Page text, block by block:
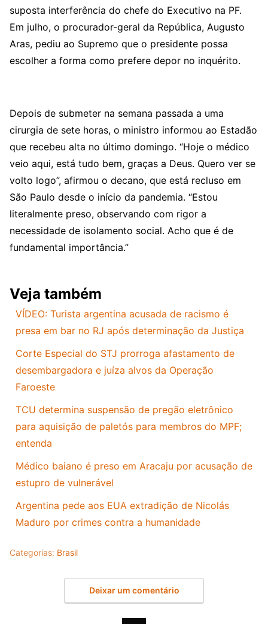
suposta interferência do chefe do Executivo na PF.
Em julho, o procurador-geral da República, Augusto
Aras, pediu ao Supremo que o presidente possa
escolher a forma como prefere depor no inquérito.
Depois de submeter na semana passada a uma
cirurgia de sete horas, o ministro informou ao Estadão
que recebeu alta no último domingo. “Hoje o médico
veio aqui, está tudo bem, graças a Deus. Quero ver se
volto logo”, afirmou o decano, que está recluso em
São Paulo desde o início da pandemia. “Estou
literalmente preso, observando com rigor a
necessidade de isolamento social. Acho que é de
fundamental importância.”
Veja também
VÍDEO: Turista argentina acusada de racismo é
presa em bar no RJ após determinação da Justiça
Corte Especial do STJ prorroga afastamento de
desembargadora e juíza alvos da Operação
Faroeste
TCU determina suspensão de pregão eletrônico
para aquisição de paletós para membros do MPF;
entenda
Médico baiano é preso em Aracaju por acusação de
estupro de vulnerável
Argentina pede aos EUA extradição de Nicolás
Maduro por crimes contra a humanidade
Categorias: Brasil
Deixar um comentário